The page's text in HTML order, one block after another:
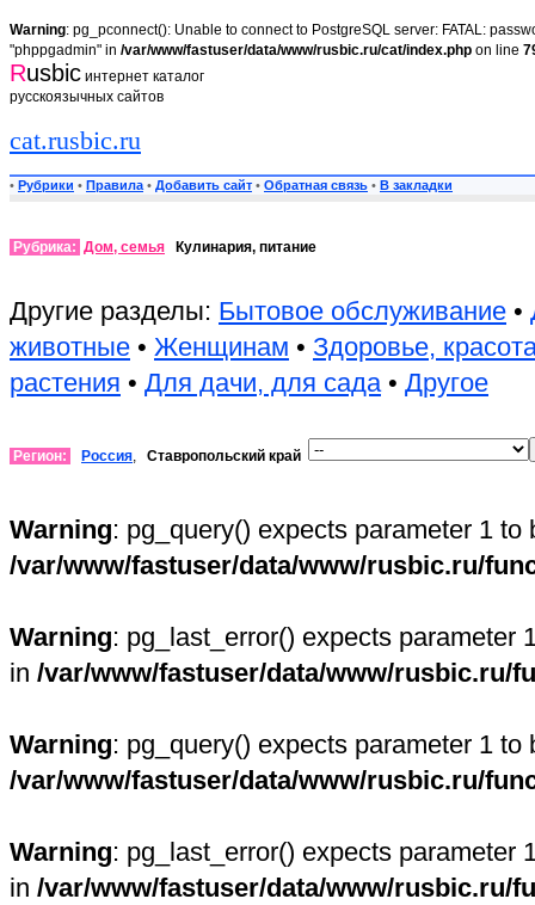
Warning: pg_pconnect(): Unable to connect to PostgreSQL server: FATAL:
"phppgadmin" in /var/www/fastuser/data/www/rusbic.ru/cat/index.php on line
Rusbic интернет каталог
русскоязычных сайтов
cat.rusbic.ru
• Рубрики • Правила • Добавить сайт • Обратная связь • В закладки
Рубрика: Дом, семья Кулинария, питание
Другие разделы: Бытовое обслуживание •
животные • Женщинам • Здоровье,
растения • Для дачи, для сада• Другое
Регион: Россия, Ставропольский край
Warning: pg_query() expects parameter 1
/var/www/fastuser/data/www/rusbic.ru/
Warning: pg_last_error() expects parameter
in /var/www/fastuser/data/www/rusbic.ru/
Warning: pg_query() expects parameter 1
/var/www/fastuser/data/www/rusbic.ru/
Warning: pg_last_error() expects parameter
in /var/www/fastuser/data/www/rusbic.ru/